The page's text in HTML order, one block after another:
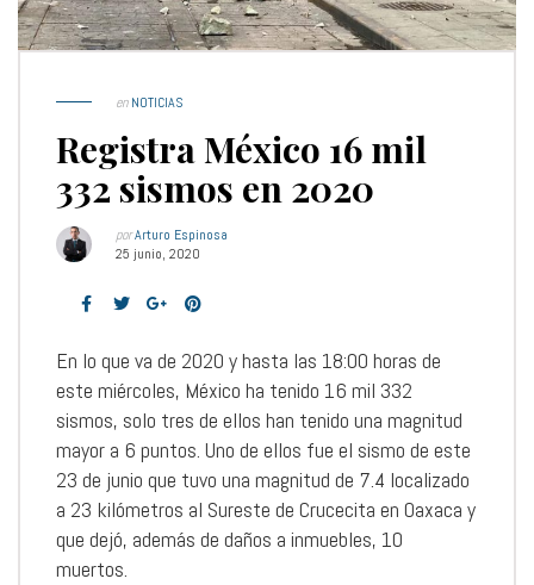
enNOTICIAS
Registra México 16 mil
332 sismos en 2020
porArturo Espinosa
25 junio, 2020
En lo que va de 2020 y hasta las 18:00 horas de
este miércoles, México ha tenido 16 mil 332
sismos, solo tres de ellos han tenido una magnitud
mayor a 6 puntos. Uno de ellos fue el sismo de este
23 de junio que tuvo una magnitud de 7.4 localizado
a 23 kilómetros al Sureste de Crucecita en Oaxaca y
que dejó, además de daños a inmuebles, 10
muertos.